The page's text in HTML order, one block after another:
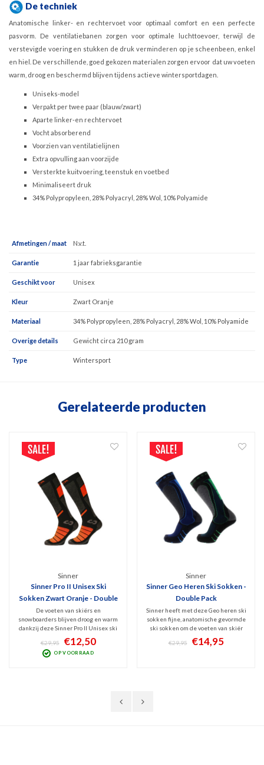
De techniek
Anatomische linker- en rechtervoet voor optimaal comfort en een perfecte
pasvorm. De ventilatiebanen zorgen voor optimale luchttoevoer, terwijl de
verstevigde voering en stukken de druk verminderen op je scheenbeen, enkel
en hiel. De verschillende, goed gekozen materialen zorgen ervoor dat uw voeten
warm, droog en beschermd blijven tijdens actieve wintersportdagen.
Uniseks-model
Verpakt per twee paar (blauw/zwart)
Aparte linker-en rechtervoet
Vocht absorberend
Voorzien van ventilatielijnen
Extra opvulling aan voorzijde
Versterkte kuitvoering, teenstuk en voetbed
Minimaliseert druk
34% Polypropyleen, 28% Polyacryl, 28% Wol, 10% Polyamide
Afmetingen / maat N.v.t.
Garantie 1 jaar fabrieksgarantie
Geschikt voor Unisex
Kleur Zwart Oranje
Materiaal 34% Polypropyleen, 28% Polyacryl, 28% Wol, 10% Polyamide
Overige details Gewicht circa 210 gram
Type Wintersport
Gerelateerde producten
Sinner
Sinner Pro II Unisex Ski
Sokken Zwart Oranje - Double
Pack
De voeten van skiërs en
snowboarders blijven droog en warm
dankzij deze Sinner Pro II Unisex ski
sokken. Maximaal comfort door
anatomische gevormde linker en
rechter sok. Verstevigde hiel, tenen
€29,95 €12,50
OP VOORRAAD
Sinner
Sinner Geo Heren Ski Sokken -
Double Pack
Sinner heeft met deze Geo heren ski
sokken fijne, anatomische gevormde
ski sokken om de voeten van skiër
en snowboarder droog, warm en
beschermd te houden. Maximaal
€29,95 €14,95